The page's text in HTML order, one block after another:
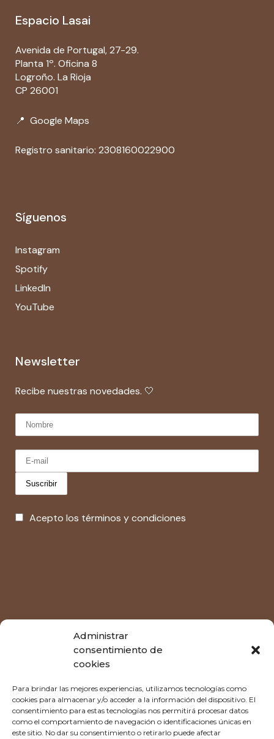
Administrar
consentimiento de
cookies
Para brindar las mejores experiencias, utilizamos tecnologías como
cookies para almacenar y/o acceder a la información del dispositivo. El
consentimiento para estas tecnologías nos permitirá procesar datos
como el comportamiento de navegación o identificaciones únicas en
este sitio. No dar su consentimiento o retirarlo puede afectar
Espacio Lasai
Avenida de Portugal, 27-29.
Planta 1º. Oficina 8
Logroño. La Rioja
CP 26001
📍 Google Maps
Registro sanitario: 2308160022900
Síguenos
Instagram
Spotify
LinkedIn
YouTube
Newsletter
Recibe nuestras novedades. 🤍
Acepto los términos y condiciones
Tu espacio,